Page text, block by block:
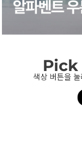
Pick
색상 버튼을